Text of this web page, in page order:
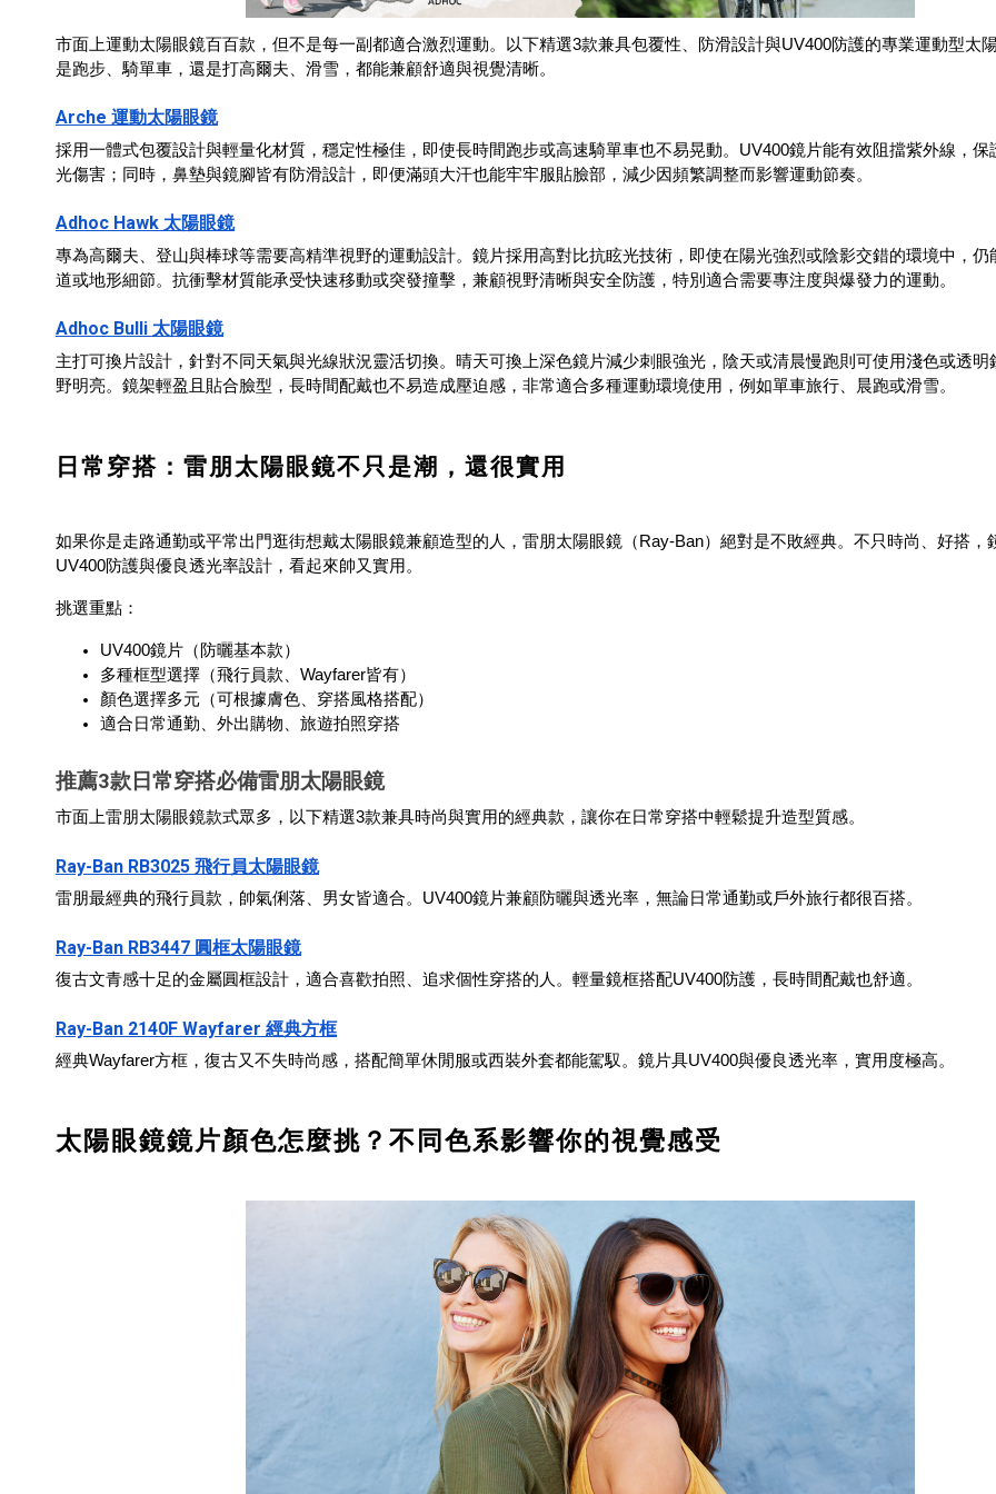
市面上運動太陽眼鏡百百款，但不是每一副都適合激烈運動。以下精選3款兼具包覆性、防滑設計與UV400防護的專業運動型太
是跑步、騎單車，還是打高爾夫、滑雪，都能兼顧舒適與視覺清晰。
Arche 運動太陽眼鏡
採用一體式包覆設計與輕量化材質，穩定性極佳，即使長時間跑步或高速騎單車也不易晃動。UV400鏡片能有效阻擋紫外線，保
光傷害；同時，鼻墊與鏡腳皆有防滑設計，即便滿頭大汗也能牢牢服貼臉部，減少因頻繁調整而影響運動節奏。
Adhoc Hawk 太陽眼鏡
專為高爾夫、登山與棒球等需要高精準視野的運動設計。鏡片採用高對比抗眩光技術，即使在陽光強烈或陰影交錯的環境中，仍
道或地形細節。抗衝擊材質能承受快速移動或突發撞擊，兼顧視野清晰與安全防護，特別適合需要專注度與爆發力的運動。
Adhoc Bulli 太陽眼鏡
主打可換片設計，針對不同天氣與光線狀況靈活切換。晴天可換上深色鏡片減少刺眼強光，陰天或清晨慢跑則可使用淺色或透明
野明亮。鏡架輕盈且貼合臉型，長時間配戴也不易造成壓迫感，非常適合多種運動環境使用，例如單車旅行、晨跑或滑雪。
日常穿搭：雷朋太陽眼鏡不只是潮，還很實用
如果你是走路通勤或平常出門逛街想戴太陽眼鏡兼顧造型的人，雷朋太陽眼鏡（Ray-Ban）絕對是不敗經典。不只時尚、好搭，
UV400防護與優良透光率設計，看起來帥又實用。
挑選重點：
UV400鏡片（防曬基本款）
多種框型選擇（飛行員款、Wayfarer皆有）
顏色選擇多元（可根據膚色、穿搭風格搭配）
適合日常通勤、外出購物、旅遊拍照穿搭
推薦3款日常穿搭必備雷朋太陽眼鏡
市面上雷朋太陽眼鏡款式眾多，以下精選3款兼具時尚與實用的經典款，讓你在日常穿搭中輕鬆提升造型質感。
Ray-Ban RB3025 飛行員太陽眼鏡
雷朋最經典的飛行員款，帥氣俐落、男女皆適合。UV400鏡片兼顧防曬與透光率，無論日常通勤或戶外旅行都很百搭。
Ray-Ban RB3447 圓框太陽眼鏡
復古文青感十足的金屬圓框設計，適合喜歡拍照、追求個性穿搭的人。輕量鏡框搭配UV400防護，長時間配戴也舒適。
Ray-Ban 2140F Wayfarer 經典方框
經典Wayfarer方框，復古又不失時尚感，搭配簡單休閒服或西裝外套都能駕馭。鏡片具UV400與優良透光率，實用度極高。
太陽眼鏡鏡片顏色怎麼挑？不同色系影響你的視覺感受